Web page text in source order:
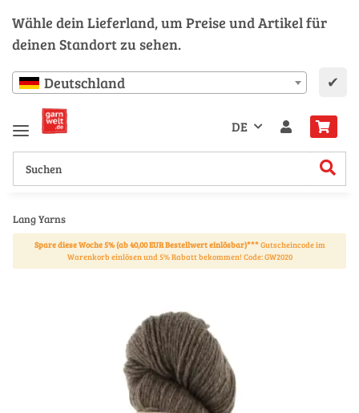
Wähle dein Lieferland, um Preise und Artikel für
deinen Standort zu sehen.
Deutschland ✔
DE
Lang Yarns
Spare diese Woche 5% (ab 40,00 EUR Bestellwert einlösbar)***Gutscheincode im
Warenkorb einlösen und 5% Rabatt bekommen! Code: GW2020